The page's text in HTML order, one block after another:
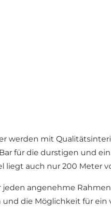
werden mit
für die durstigen und
liegt auch nur 200 Meter
jeden angenehme
und die Möglichkeit für